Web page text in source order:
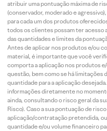
atribuir uma pontuação máxima de
(conservador, moderado e
para cada um dos produtos
todos os clientes possam ter
das quantidades e limites da
Antes de aplicar nos produtos e/ou
material, é importante que você
comporta a aplicação nos produtos
questão, bem como se há limitações
quantidade para a aplicação
informações diretamente no
ainda, consultando o risco geral da
Risco). Caso a sua pontuação de
aplicação/contratação pretendida,
quantidade e/ou volume financeiro